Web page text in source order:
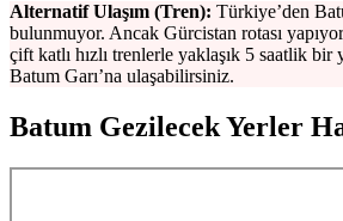
Alternatif Ulaşım (Tren): Türkiye’den
bulunmuyor. Ancak Gürcistan rotası
çift katlı hızlı trenlerle yaklaşık 5 saatlik bir
Batum Garı’na ulaşabilirsiniz.
Batum Gezilecek Yerler